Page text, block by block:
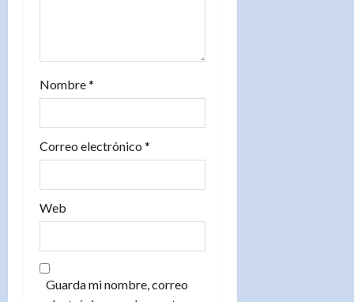
a
Nombre*
Correo electrónico *
Web
Guarda mi nombre, correo